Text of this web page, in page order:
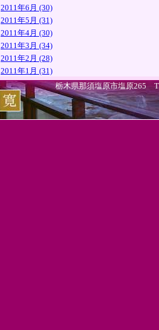
2011年6月 (30)
2011年5月 (31)
2011年4月 (30)
2011年3月 (34)
2011年2月 (28)
2011年1月 (31)
栃木県那須塩原市塩原265